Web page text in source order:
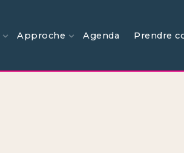
Approche Agenda Prendre